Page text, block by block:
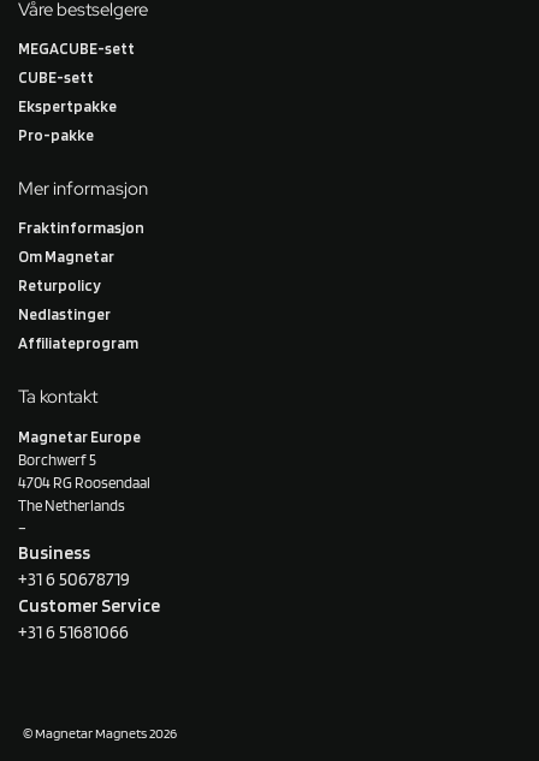
Våre bestselgere
MEGACUBE-sett
CUBE-sett
Ekspertpakke
Pro-pakke
Mer informasjon
Fraktinformasjon
Om Magnetar
Returpolicy
Nedlastinger
Affiliateprogram
Ta kontakt
Magnetar Europe
Borchwerf 5
4704 RG Roosendaal
The Netherlands
–
Business
+31 6 50678719
Customer Service
+31 6 51681066
© Magnetar Magnets 2026